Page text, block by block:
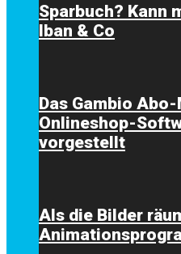
Sparbuch? Kann
Iban & Co
Das Gambio
Onlineshop-
vorgestellt
Als die Bilder